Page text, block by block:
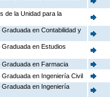
de la Unidad para la
en Contabilidad y
en Estudios
Graduada en Farmacia
en Ingeniería Civil
Graduada en Ingeniería